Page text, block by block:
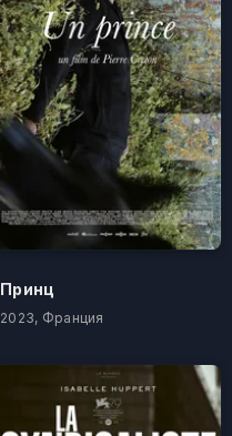
Принц
2023, Франция